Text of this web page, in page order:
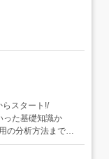
らスタート!/
った基礎知識か
の分析方法まで、
す。社会人として